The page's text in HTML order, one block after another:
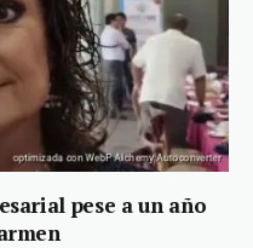
pese a un año